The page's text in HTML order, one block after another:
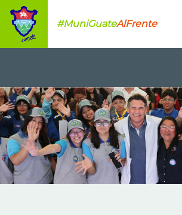
#MuniGuateAlFrente